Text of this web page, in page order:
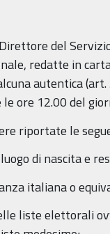
del
redatte in
autentica
ore 12.00 del
riportate le
di nascita e
italiana o
liste elettorali